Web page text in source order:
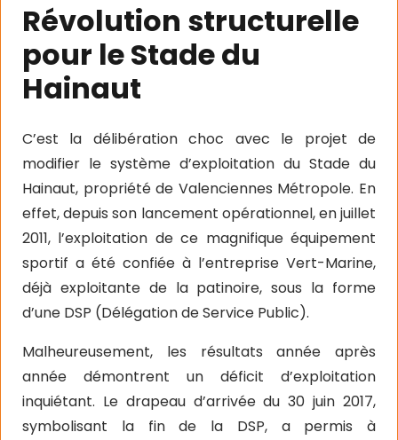
Révolution structurelle
pour le Stade du
Hainaut
C’est la délibération choc avec le projet de
modifier le système d’exploitation du Stade du
Hainaut, propriété de Valenciennes Métropole. En
effet, depuis son lancement opérationnel, en juillet
2011, l’exploitation de ce magnifique équipement
sportif a été confiée à l’entreprise Vert-Marine,
déjà exploitante de la patinoire, sous la forme
d’une DSP (Délégation de Service Public).
Malheureusement, les résultats année après
année démontrent un déficit d’exploitation
inquiétant. Le drapeau d’arrivée du 30 juin 2017,
symbolisant la fin de la DSP, a permis à